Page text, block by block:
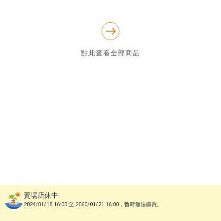
點此查看全部商品
賣場店休中
2024/01/18 16:00 至 2060/01/21 16:00，暫時無法購買。